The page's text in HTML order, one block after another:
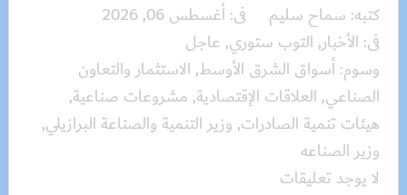
كتبه: سماح سليم فى:أغسطس 06, 2026
فى: الأخبار, التوب ستوري, عاجل
وسوم:أسواق الشرق الأوسط, الاستثمار والتعاون
الصناعي, العلاقات الإقتصادية, مشروعات صناعية,
هيئات تنمية الصادرات, وزير التنمية والصناعة البرازيلي,
وزير الصناعه
لا يوجد تعليقات